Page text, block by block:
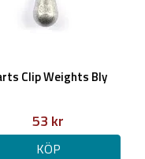
Clip Weights Bly
53 kr
KÖP